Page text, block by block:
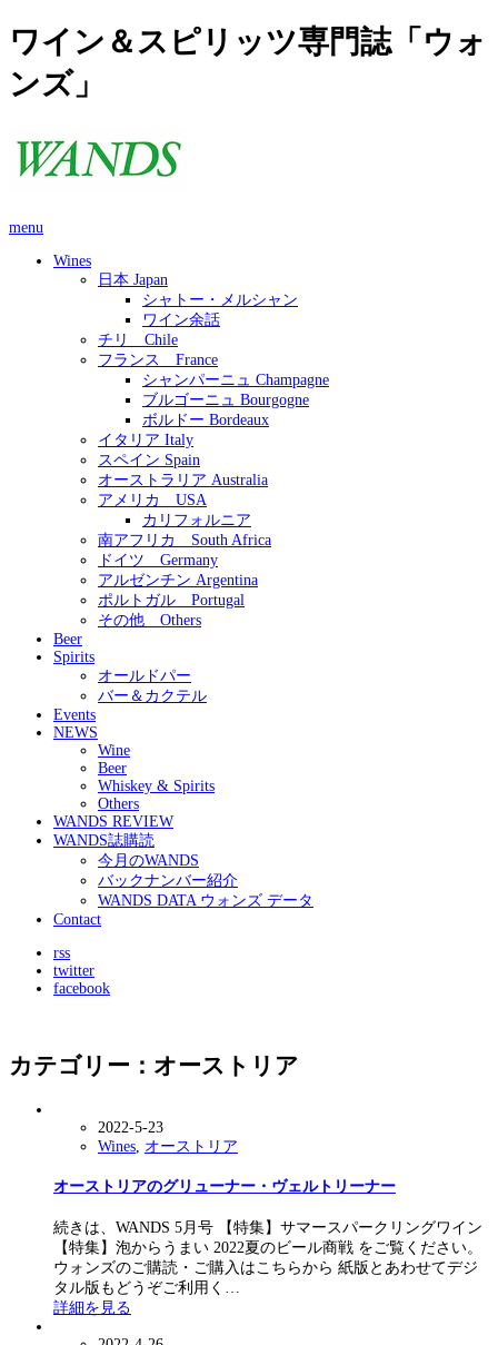
ワイン＆スピリッツ専門誌「ウォ
ンズ」
menu
Wines
日本 Japan
シャトー・メルシャン
ワイン余話
チリ Chile
フランス France
シャンパーニュ Champagne
ブルゴーニュ Bourgogne
ボルドー Bordeaux
イタリア Italy
スペイン Spain
オーストラリア Australia
アメリカ USA
カリフォルニア
南アフリカ South Africa
ドイツ Germany
アルゼンチン Argentina
ポルトガル Portugal
その他 Others
Beer
Spirits
オールドパー
バー＆カクテル
Events
NEWS
Wine
Beer
Whiskey & Spirits
Others
WANDS REVIEW
WANDS誌購読
今月のWANDS
バックナンバー紹介
WANDS DATA ウォンズ データ
Contact
rss
twitter
facebook
カテゴリー：オーストリア
2022-5-23
Wines オーストリア
オーストリアのグリューナー・ヴェルトリーナー
続きは、WANDS 5月号 【特集】サマースパークリングワイン
【特集】泡からうまい 2022夏のビール商戦 をご覧ください。
ウォンズのご購読・ご購入はこちらから 紙版とあわせてデジ
タル版もどうぞご利用く…
詳細を見る